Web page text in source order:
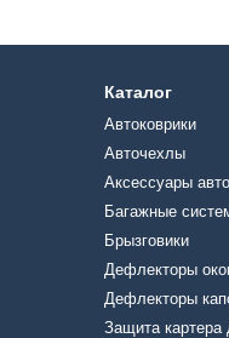
Каталог
Автоковрики
Авточехлы
Аксессуары
Багажные
Брызговики
Дефлекторы
Дефлекторы
Защита картера